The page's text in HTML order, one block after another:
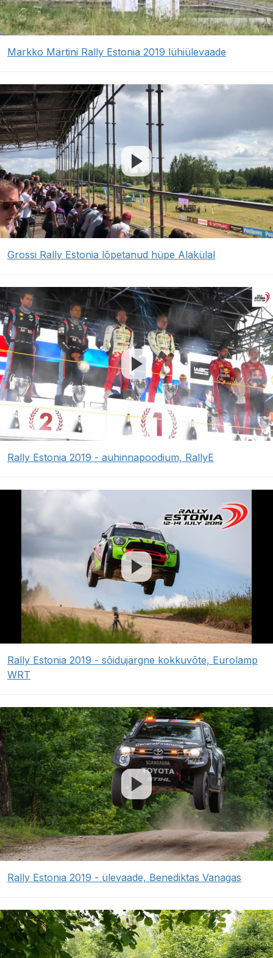
Markko Märtini Rally Estonia 2019 lühiülevaade
Grossi Rally Estonia lõpetanud hüpe Alakülal
Rally Estonia 2019 - auhinnapoodium, RallyE
Rally Estonia 2019 - sõidujärgne kokkuvõte, Eurolamp
WRT
Rally Estonia 2019 - ülevaade, Benediktas Vanagas